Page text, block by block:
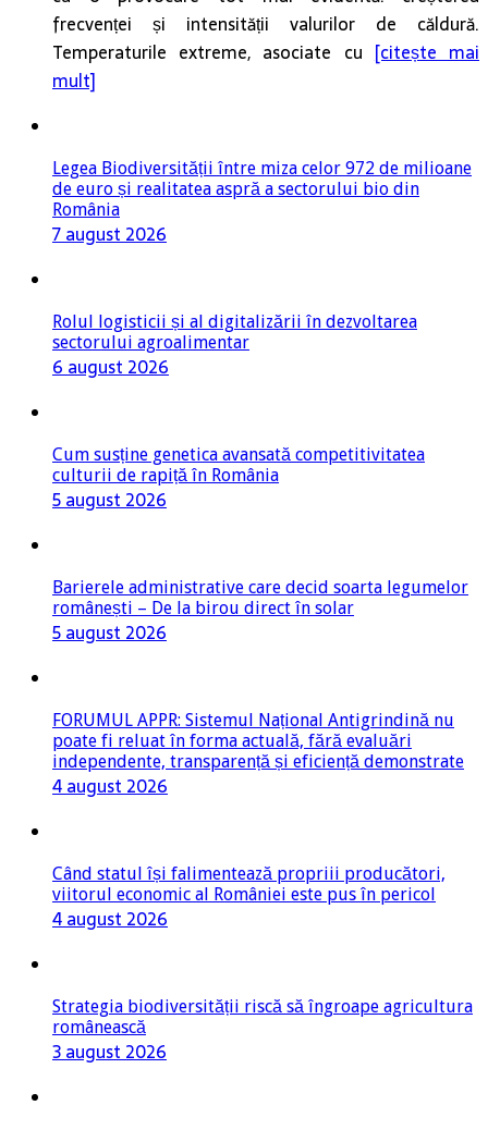
frecvenței și intensității valurilor de căldură.
Temperaturile extreme, asociate cu [citește mai
mult]
Legea Biodiversității între miza celor 972 de milioane
de euro și realitatea aspră a sectorului bio din
România
7 august 2026
Rolul logisticii și al digitalizării în dezvoltarea
sectorului agroalimentar
6 august 2026
Cum susține genetica avansată competitivitatea
culturii de rapiță în România
5 august 2026
Barierele administrative care decid soarta legumelor
românești – De la birou direct în solar
5 august 2026
FORUMUL APPR: Sistemul Național Antigrindină nu
poate fi reluat în forma actuală, fără evaluări
independente, transparență și eficiență demonstrate
4 august 2026
Când statul își falimentează propriii producători,
viitorul economic al României este pus în pericol
4 august 2026
Strategia biodiversității riscă să îngroape agricultura
românească
3 august 2026